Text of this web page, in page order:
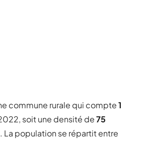
commune rurale qui compte1
soit une densité de75
. La population se répartit entre